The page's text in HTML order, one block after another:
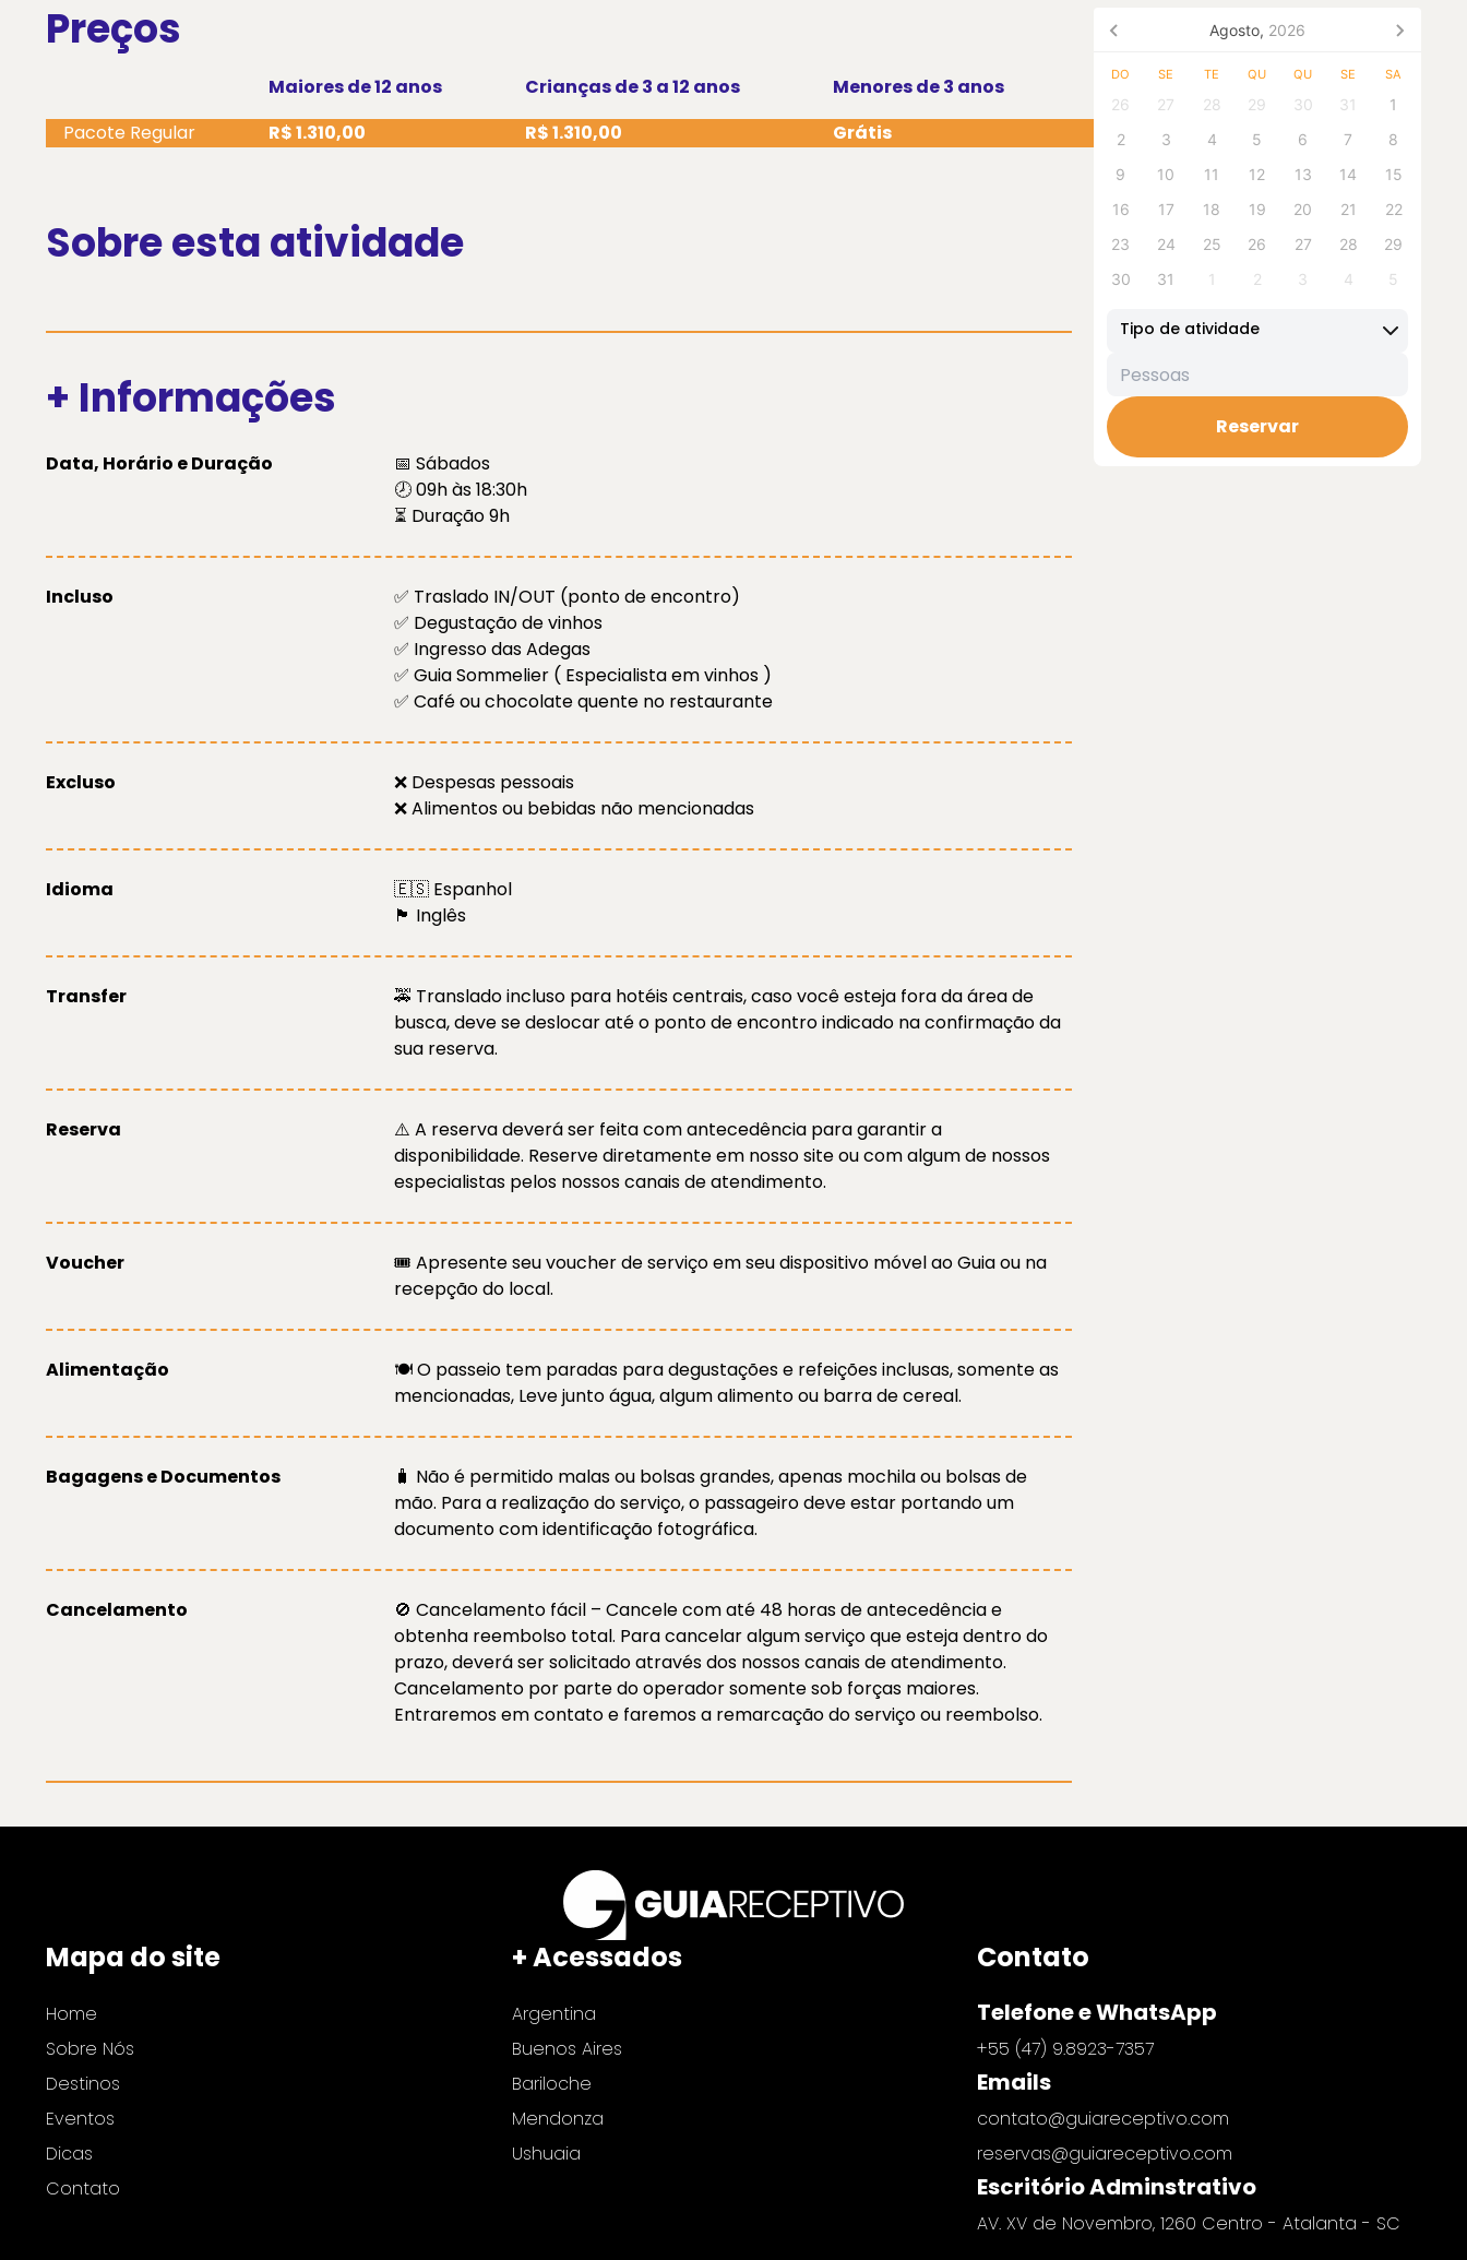
🍷 Vamos visitar a Bodega Fraschetti, desfrute de uma degustação especial dos vinhos da Fraschetti, acompanhada de uma deliciosa tábua de frios regional.
🍇Visita à Bodega Adamow (Chubut), continue sua jornada de sabores com uma degustação exclusiva na Adamow, também harmonizada com uma tábua
☕Parada no Restrobar Entre Amigos, mais tarde, vamos parar em um restaurante para desfrutar de um delicioso chocolate quente ou café e um lanche.
Preços
Maiores de 12 anos Crianças de 3 a 12 anos
Menores de 3 anos
Pacote Regular
R$ 1.310,00 R$ 1.310,00 Grátis
Sobre esta atividade
+ Informações
Data, Horário e Duração
📅 Sábados
🕗 09h às 18:30h
⏳ Duração 9h
Incluso
✅ Traslado IN/OUT (ponto de encontro)
✅ Degustação de vinhos
✅ Ingresso das Adegas
✅ Guia Sommelier ( Especialista em vinhos )
✅ Café ou chocolate quente no restaurante
Excluso
❌ Despesas pessoais
❌ Alimentos ou bebidas não mencionadas
Idioma
🇪🇸 Espanhol
🏴󠁧󠁢󠁥󠁮󠁧󠁿 Inglês
Transfer
🚕 Translado incluso para hotéis centrais, caso você esteja fora da área de
busca, deve se deslocar até o ponto de encontro indicado na confirmação da
sua reserva.
Reserva
⚠️ A reserva deverá ser feita com antecedência para garantir a
disponibilidade. Reserve diretamente em nosso site ou com algum de nossos
especialistas pelos nossos canais de atendimento.
Voucher
🎟️ Apresente seu voucher de serviço em seu dispositivo móvel ao Guia ou na
recepção do local.
Alimentação
🍽️ O passeio tem paradas para degustações e refeições inclusas, somente as
mencionadas, Leve junto água, algum alimento ou barra de cereal.
Bagagens e Documentos
🧳 Não é permitido malas ou bolsas grandes, apenas mochila ou bolsas de
mão. Para a realização do serviço, o passageiro deve estar portando um
documento com identificação fotográfica.
Cancelamento
🚫 Cancelamento fácil – Cancele com até 48 horas de antecedência e
obtenha reembolso total. Para cancelar algum serviço que esteja dentro do
prazo, deverá ser solicitado através dos nossos canais de atendimento.
Cancelamento por parte do operador somente sob forças maiores.
Entraremos em contato e faremos a remarcação do serviço ou reembolso.
Agosto, 2026
DO SE TE QU QU SE SA
26 27 28 29 30 31
1
2
3 4 5 6 7
8
9
10 11 12 13 14
15
16
17 18 19 20 21
22
23
24 25 26 27 28
29
30
31 1 2 3 4 5
Tipo de atividade
Reservar
Mapa do site
Home
Sobre Nós
Destinos
Eventos
Dicas
Contato
+ Acessados
Argentina
Buenos Aires
Bariloche
Mendonza
Ushuaia
Contato
Telefone e WhatsApp
+55 (47) 9.8923-7357
Emails
contato@guiareceptivo.com
reservas@guiareceptivo.com
Escritório Adminstrativo
AV. XV de Novembro, 1260 Centro - Atalanta - SC